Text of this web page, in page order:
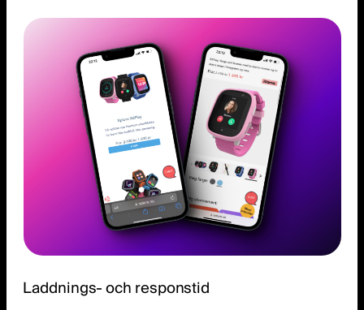
Laddnings- och responstid